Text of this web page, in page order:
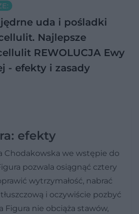
uda i pośladki
Najlepsze
REWOLUCJA Ewy
- efekty i zasady
efekty
Chodakowska we wstępie do
pozwala osiągnąć cztery
wytrzymałość, nabrać
i oczywiście pozbyć
Figura nie obciąża stawów,